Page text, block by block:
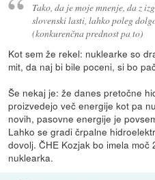
Tako, da je moje mnenje, da z
slovenski lasti, lahko poleg
(konkurenčna prednost pa to)
Kot sem že rekel: nuklearke so
mit, da naj bi bile poceni, si bo
Še nekaj je: že danes pretočne
proizvedejo več energije kot pa
novih, pasovne energije je
Lahko se gradi črpalne
dovolj. ČHE Kozjak bo imela moč
nuklearka.